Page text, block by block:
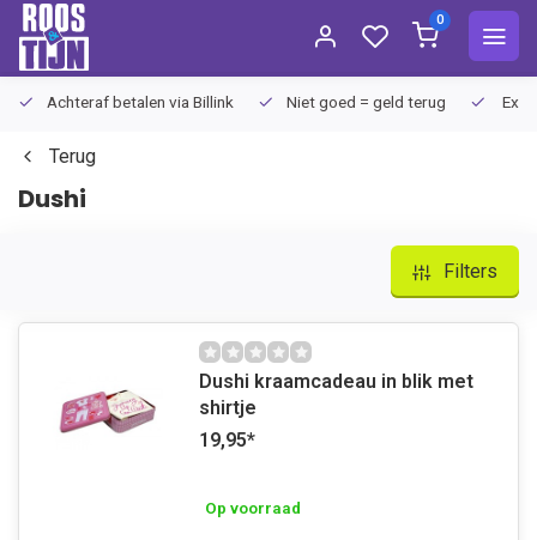
0
Achteraf betalen via Billink Niet goed = geld terug
Terug
Dushi
Filters
Dushi kraamcadeau in blik met
shirtje
19,95*
Op voorraad